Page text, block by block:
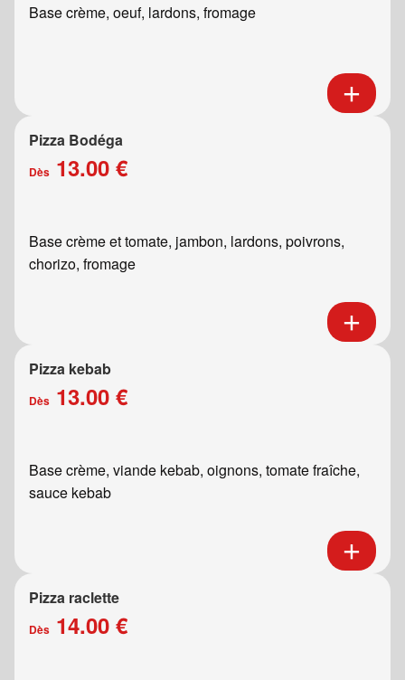
Base crème, oeuf, lardons, fromage
Pizza Bodéga
Dès 13.00 €
Base crème et tomate, jambon, lardons, poivrons,
chorizo, fromage
Pizza kebab
Dès 13.00 €
Base crème, viande kebab, oignons, tomate fraîche,
sauce kebab
Pizza raclette
Dès 14.00 €